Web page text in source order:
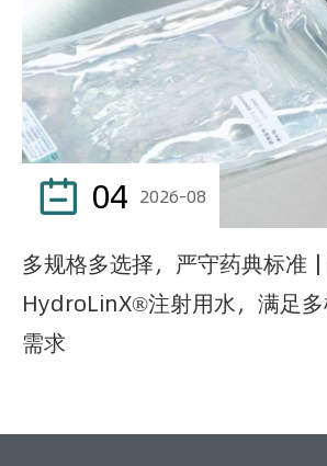
 04 2026-08
多规格多选择，严守药典标准
HydroLinX®注射用水，满足
需求